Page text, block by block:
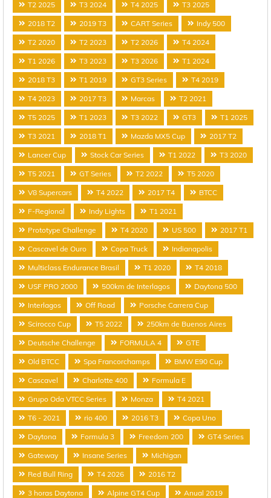
T2 2025 T3 2024 T4 2025 T3 2025
2018 T2 2019 T3 CART Series Indy 500
T2 2020 T2 2023 T2 2026 T4 2024
T1 2026 T3 2023 T3 2026 T1 2024
2018 T3 T1 2019 GT3 Series T4 2019
T4 2023 2017 T3 Marcas T2 2021
T5 2025 T1 2023 T3 2022 GT3 T1 2025
T3 2021 2018 T1 Mazda MX5 Cup 2017 T2
Lancer Cup Stock Car Series T1 2022 T3 2020
T5 2021 GT Series T2 2022 T5 2020
V8 Supercars T4 2022 2017 T4 BTCC
F-Regional Indy Lights T1 2021
Prototype Challenge T4 2020 US 500 2017 T1
Cascavel de Ouro Copa Truck Indianapolis
Multiclass Endurance Brasil T1 2020 T4 2018
USF PRO 2000 500km de Interlagos Daytona 500
Interlagos Off Road Porsche Carrera Cup
Scirocco Cup T5 2022 250km de Buenos Aires
Deutsche Challenge FORMULA 4 GTE
Old BTCC Spa Francorchamps BMW E90 Cup
Cascavel Charlotte 400 Formula E
Grupo Oda VTCC Series Monza T4 2021
T6 - 2021 rio 400 2016 T3 Copa Uno
Daytona Formula 3 Freedom 200 GT4 Series
Gateway Insane Series Michigan
Red Bull Ring T4 2026 2016 T2
3 horas Daytona Alpine GT4 Cup Anual 2019